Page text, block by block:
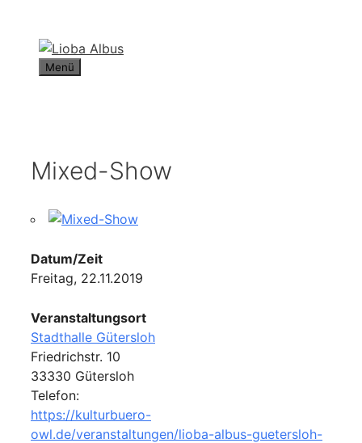
springen
Menü
Mixed-Show
Datum/Zeit
Freitag, 22.11.2019
Veranstaltungsort
Stadthalle Gütersloh
Friedrichstr. 10
33330 Gütersloh
Telefon:
https://kulturbuero-
owl.de/veranstaltungen/lioba-albus-guetersloh-